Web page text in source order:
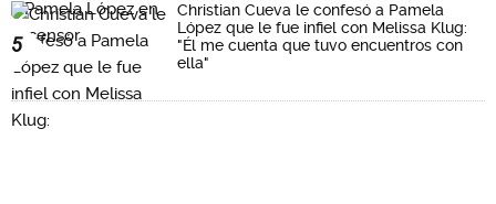
5
Christian Cueva le confesó a Pamela
López que le fue infiel con Melissa Klug:
"Él me cuenta que tuvo encuentros con
ella"